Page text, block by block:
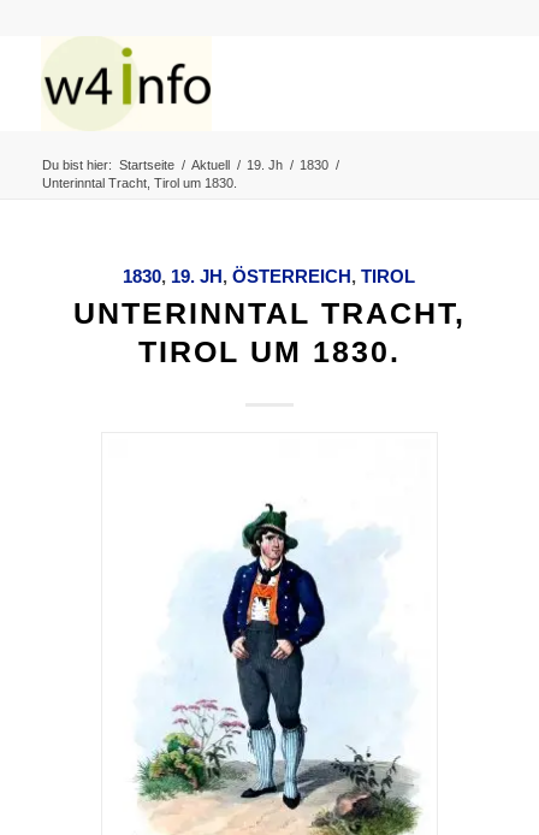
Du bist hier: Startseite / Aktuell / 19. Jh / 1830 /
Unterinntal Tracht, Tirol um 1830.
1830, 19. JH,ÖSTERREICH,TIROL
UNTERINNTAL TRACHT,
TIROL UM 1830.